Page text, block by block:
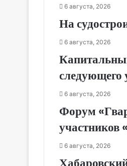
6 августа, 2026
На
6 августа, 2026
следующего
6 августа, 2026
Форум
участников
6 августа, 2026